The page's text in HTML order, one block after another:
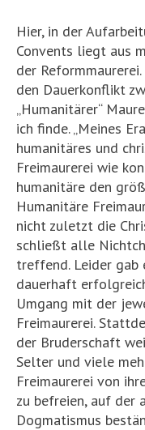
Hier, in der
Convents liegt aus
der
den Dauerkonflikt
„Humanitärer“
ich finde. „Meines
humanitäres und
Freimaurerei wie
humanitäre den
Humanitäre
nicht zuletzt die
schließt alle
treffend. Leider gab
dauerhaft
Umgang mit der
Freimaurerei.
der Bruderschaft
Selter und viele
Freimaurerei von
zu befreien, auf der
Dogmatismus